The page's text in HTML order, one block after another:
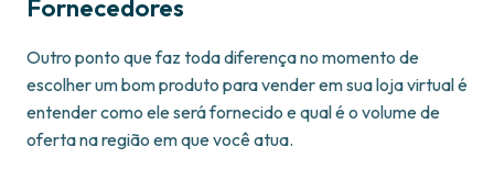
Fornecedores
Outro ponto que faz toda diferença no momento de
escolher um bom produto para vender em sua loja virtual é
entender como ele será fornecido e qual é o volume de
oferta na região em que você atua.